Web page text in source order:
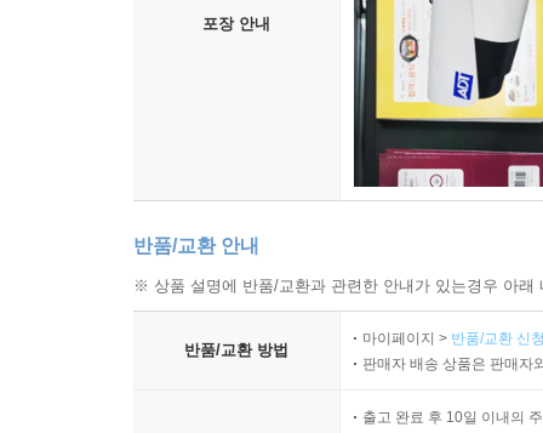
포장 안내
반품/교환 안내
※ 상품 설명에 반품/교환과 관련한 안내가 있는경우 아
반품/교환 방법
마이페이지 > 반품/교환 신
판매자 배송 상품은 판매자
출고 완료 후 10일 이내의